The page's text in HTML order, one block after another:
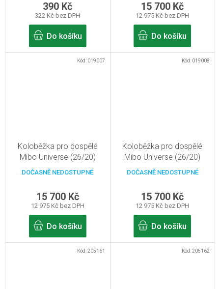
322 Kč bez DPH
390 Kč
Do košíku
12 975 Kč bez DPH
15 700 Kč
Do košíku
Koloběžka pro dospělé
Mibo Universe (26/20)
Černá
DOČASNĚ NEDOSTUPNÉ
12 975 Kč bez DPH
15 700 Kč
Do košíku
Kód: 019007
Koloběžka pro dospělé
Mibo Universe (26/20)
Žlutá
DOČASNĚ NEDOSTUPNÉ
12 975 Kč bez DPH
15 700 Kč
Do košíku
Kód: 019008
Kód:205161 Kód:205162